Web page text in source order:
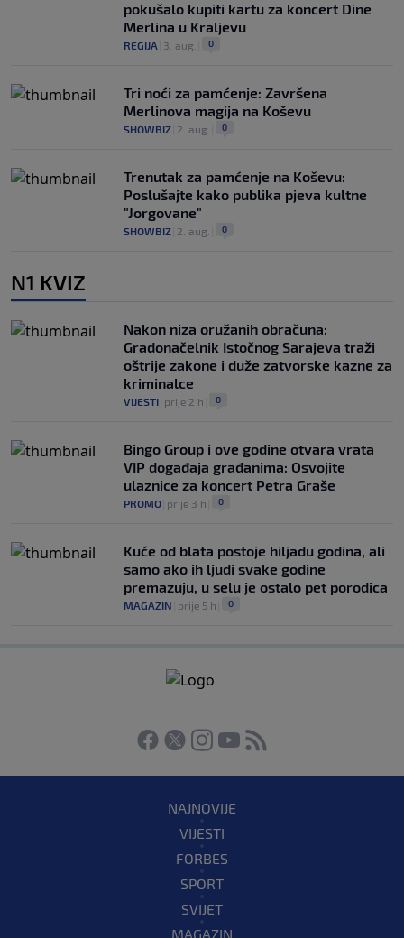
pokušalo kupiti kartu za koncert Dine
Merlina u Kraljevu
REGIJA 3. aug. 0
Tri noći za pamćenje: Završena
Merlinova magija na Koševu
SHOWBIZ 2. aug. 0
Trenutak za pamćenje na Koševu:
Poslušajte kako publika pjeva kultne
"Jorgovane"
SHOWBIZ 2. aug. 0
N1 KVIZ
Nakon niza oružanih obračuna:
Gradonačelnik Istočnog Sarajeva traži
oštrije zakone i duže zatvorske kazne za
kriminalce
VIJESTI prije 2 h 0
Bingo Group i ove godine otvara vrata
VIP događaja građanima: Osvojite
ulaznice za koncert Petra Graše
PROMO prije 3 h 0
Kuće od blata postoje hiljadu godina, ali
samo ako ih ljudi svake godine
premazuju, u selu je ostalo pet porodica
MAGAZIN prije 5 h 0
NAJNOVIJE
VIJESTI
FORBES
SPORT
SVIJET
MAGAZIN